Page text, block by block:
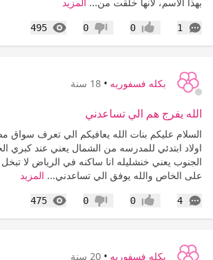
1
التعليقات إعجاب0 عدم إعجاب
0
495
المشاهدات
بكله فسفوريه • 18 سنة
الله يفرج هم الي تساعدني
السلام عليكم بنات الله يعافيكم الي تعرف
اولاد ابتدئي للمدرسه من الشمال يعني عند كبري
الجنوب يعني خنشليله انا ساكنه في الرياض لا
على الخاص والله يوفق الي تساعدني... المزيد
4
التعليقات إعجاب0 عدم إعجاب
0
475
المشاهدات
بكله فسفوريه • 20 سنة